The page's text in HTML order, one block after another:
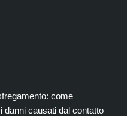
come
danni causati dal contatto